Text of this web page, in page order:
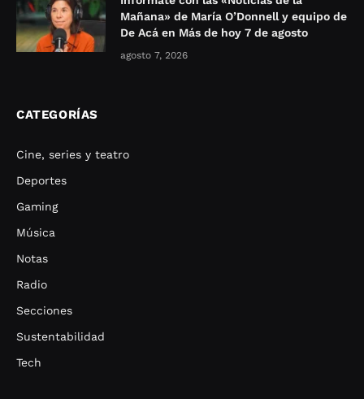
Mañana» de María O’Donnell y equipo de
De Acá en Más de hoy 7 de agosto
agosto 7, 2026
CATEGORÍAS
Cine, series y teatro
Deportes
Gaming
Música
Notas
Radio
Secciones
Sustentabilidad
Tech